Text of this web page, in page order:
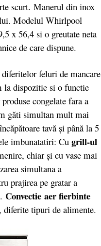
scurt. Manerul din inox
Modelul Whirlpool
x 56,4 si o greutate neta
de care dispune.
feluri de mancare
la dispozitie si o functie
congelate fara a
găti simultan mult mai
tavă şi până la 5
imbunatatiri: Cu grill-ul
chiar şi cu vase mai
simultana a
prajirea pe gratar a
Convectie aer fierbinte
tipuri de alimente.